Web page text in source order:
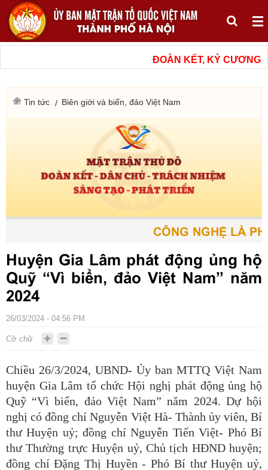
ĐOÀN KẾT, KỶ CƯƠNG,
Tin tức Biên giới và biển, đảo Việt Nam
CÔNG NGHỆ LÀ
Huyện Gia Lâm phát động ủng hộ
Quỹ “Vì biển, đảo Việt Nam” năm
2024
26/03/2024 - 04:56 PM
Cỡ chữ
Chiều 26/3/2024, UBND- Ủy ban MTTQ Việt Nam
huyện Gia Lâm tổ chức Hội nghị phát động ủng hộ
Quỹ “Vì biển, đảo Việt Nam” năm 2024. Dự hội
nghị có đồng chí Nguyễn Việt Hà- Thành ủy viên, Bí
thư Huyện uỷ; đồng chí Nguyễn Tiến Việt- Phó Bí
thư Thường trực Huyện uỷ, Chủ tịch HĐND huyện;
đồng chí Đặng Thị Huyền - Phó Bí thư Huyện uỷ,